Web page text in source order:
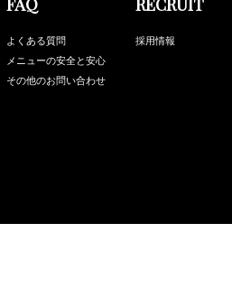
FAQ
よくある質問
メニューの安全と安心
その他のお問い合わせ
RECRUIT
採用情報